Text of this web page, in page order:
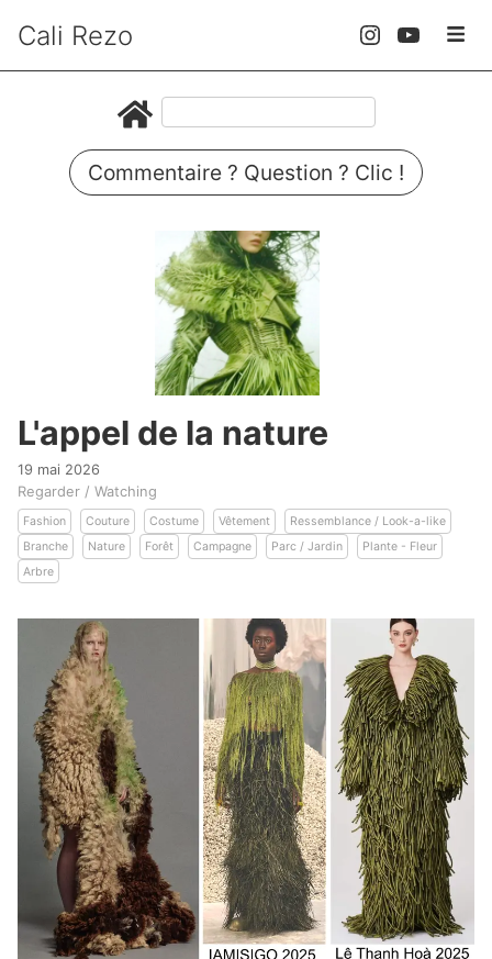
Cali Rezo
Commentaire ? Question ? Clic !
L'appel de la nature
19 mai 2026
Regarder / Watching
Fashion Couture Costume Vêtement
Ressemblance / Look-a-like
Branche
Nature Forêt Campagne Parc / Jardin
Plante - Fleur
Arbre